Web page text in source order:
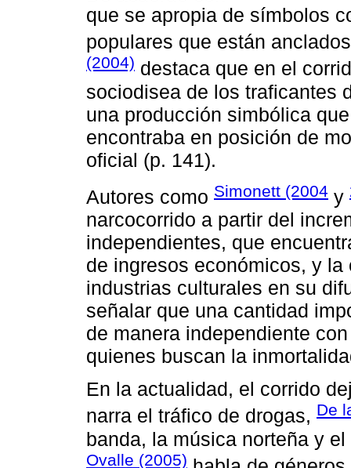
que se apropia de símbolos
populares que están
(2004) destaca que en el
sociodisea de los traficantes
una producción simbólica
encontraba en posición de
oficial (p. 141).
Autores como Simonett (2004 y
narcocorrido a partir del
independientes, que
de ingresos económicos, y
industrias culturales en su
señalar que una cantidad
de manera independiente
quienes buscan la
En la actualidad, el corrido
narra el tráfico de drogas, De
banda, la música norteña y
Ovalle (2005)